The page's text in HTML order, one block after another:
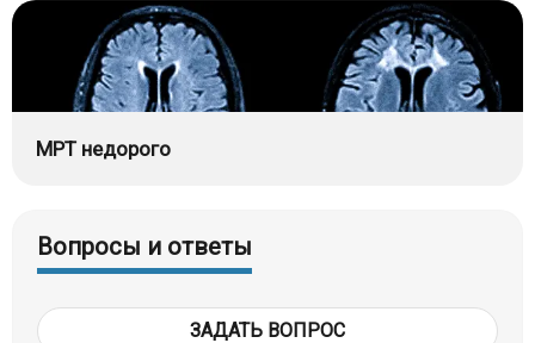
МРТ недорого
Вопросы и ответы
ЗАДАТЬ ВОПРОС